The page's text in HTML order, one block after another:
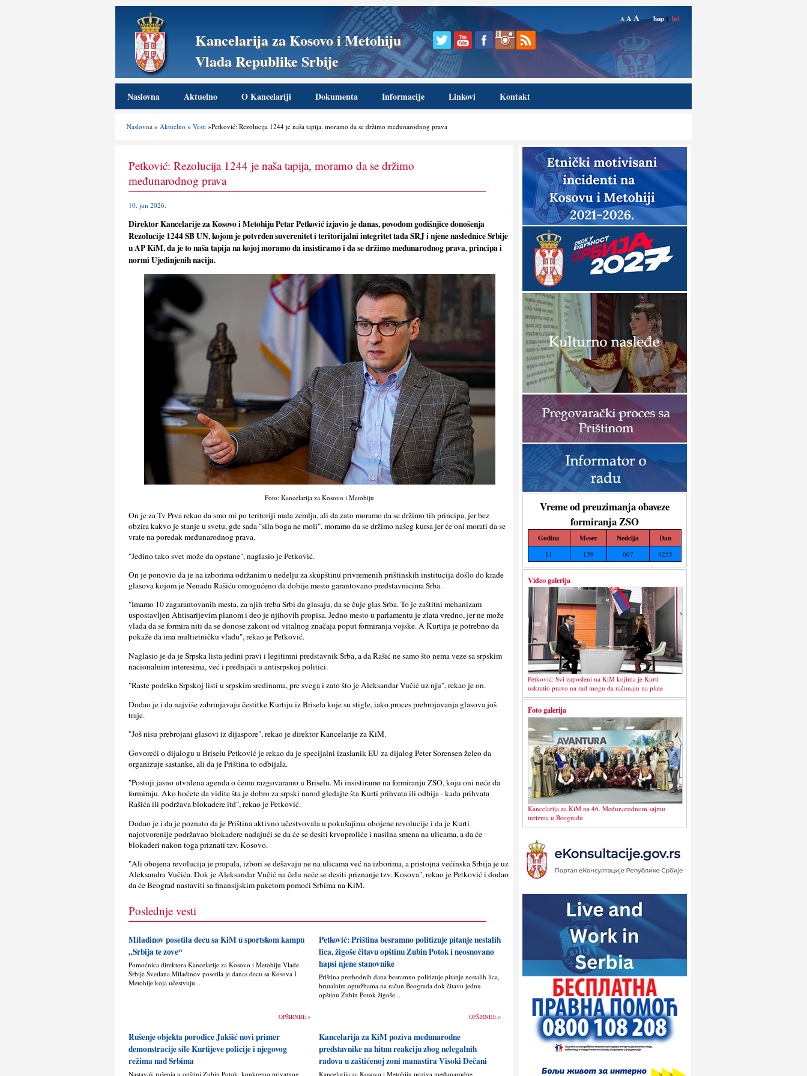
Kancelarija za Kosovo i Metohiju
Vlada Republike Srbije
A AA ћир | lat
Naslovna Aktuelno O Kancelariji Dokumenta Informacije Linkovi Kontakt
Naslovna »Aktuelno »Vesti »Petković: Rezolucija 1244 je naša tapija, moramo da se držimo međunarodnog prava
Vreme od preuzimanja obaveze
formiranja ZSO
Godina Mesec Nedelja Dan
11 139 607 4255
Video galerija
Petković: Svi zaposleni na KiM kojima je Kurti
uskratio pravo na rad mogu da računaju na plate
Foto galerija
Kancelarija za KiM na 46. Međunarodnom sajmu
turizma u Beogradu
Petković: Rezolucija 1244 je naša tapija, moramo da se držimo
međunarodnog prava
10. jun 2026.
Direktor Kancelarije za Kosovo i Metohiju Petar Petković izjavio je danas, povodom godišnjice donošenja
Rezolucije 1244 SB UN, kojom je potvrđen suverenitet i teritorijalni integritet tada SRJ i njene naslednice Srbije
u AP KiM, da je to naša tapija na kojoj moramo da insistiramo i da se držimo međunarodnog prava, principa i
normi Ujedinjenih nacija.
Foto: Kancelarija za Kosovo i Metohiju
On je za Tv Prva rekao da smo mi po teritoriji mala zemlјa, ali da zato moramo da se držimo tih principa, jer bez
obzira kakvo je stanje u svetu, gde sada "sila boga ne moli", moramo da se držimo našeg kursa jer će oni morati da se
vrate na poredak međunarodnog prava.
"Jedino tako svet može da opstane", naglasio je Petković.
On je ponovio da je na izborima održanim u nedelјu za skupštinu privremenih prištinskih institucija došlo do krađe
glasova kojom je Nenadu Rašiću omogućeno da dobije mesto garantovano predstavnicima Srba.
"Imamo 10 zagarantovanih mesta, za njih treba Srbi da glasaju, da se čuje glas Srba. To je zaštitni mehanizam
uspostavlјen Ahtisarijevim planom i deo je njihovih propisa. Jedno mesto u parlamentu je zlata vredno, jer ne može
vlada da se formira niti da se donose zakoni od vitalnog značaja poput formiranja vojske. A Kurtiju je potrebno da
pokaže da ima multietničku vladu", rekao je Petković.
Naglasio je da je Srpska lista jedini pravi i legitimni predstavnik Srba, a da Rašić ne samo što nema veze sa srpskim
nacionalnim interesima, već i prednjači u antisrpskoj politici.
"Raste podrška Srpskoj listi u srpskim sredinama, pre svega i zato što je Aleksandar Vučić uz nju", rekao je on.
Dodao je i da najviše zabrinjavaju čestitke Kurtiju iz Brisela koje su stigle, iako proces prebrojavanja glasova još
traje.
"Još nisu prebrojani glasovi iz dijaspore", rekao je direktor Kancelarije za KiM.
Govoreći o dijalogu u Briselu Petković je rekao da je specijalni izaslanik EU za dijalog Peter Sorensen želeo da
organizuje sastanke, ali da je Priština to odbijala.
"Postoji jasno utvrđena agenda o čemu razgovaramo u Briselu. Mi insistiramo na formiranju ZSO, koju oni neće da
formiraju. Ako hoćete da vidite šta je dobro za srpski narod gledajte šta Kurti prihvata ili odbija - kada prihvata
Rašića ili podržava blokadere itd", rekao je Petković.
Dodao je i da je poznato da je Priština aktivno učestvovala u pokušajima obojene revolucije i da je Kurti
najotvorenije podržavao blokadere nadajući se da će se desiti krvoproliće i nasilna smena na ulicama, a da će
blokaderi nakon toga priznati tzv. Kosovo.
"Ali obojena revolucija je propala, izbori se dešavaju ne na ulicama već na izborima, a pristojna većinska Srbija je uz
Aleksandra Vučića. Dok je Aleksandar Vučić na čelu neće se desiti priznanje tzv. Kosova", rekao je Petković i dodao
da će Beograd nastaviti sa finansijskim paketom pomoći Srbima na KiM.
Poslednje vesti
Miladinov posetila decu sa KiM u sportskom kampu
„Srbija te zove“
Pomoćnica direktora Kancelarije za Kosovo i Metohiju Vlade
Srbije Svetlana Miladinov posetila je danas decu sa Kosova I
Metohije koja učestvuju...
OPŠIRNIJE >
Petković: Priština besramno politizuje pitanje nestalih
lica, žigoše čitavu opštinu Zubin Potok i neosnovano
hapsi njene stanovnike
Priština prethodnih dana besramno politizuje pitanje nestalih lica,
brutalnim optužbama na račun Beograda dok čitavu jednu
opštinu Zubin Potok žigoše...
OPŠIRNIJE >
Rušenje objekta porodice Jakšić novi primer
demonstracije sile Kurtijeve policije i njegovog
režima nad Srbima
Nastavak rušenja u opštini Zubin Potok, konkretno privatnog
Kancelarija za KiM poziva međunarodne
predstavnike na hitnu reakciju zbog nelegalnih
radova u zaštićenoj zoni manastira Visoki Dečani
Kancelarija za Kosovo i Metohiju poziva međunarodne